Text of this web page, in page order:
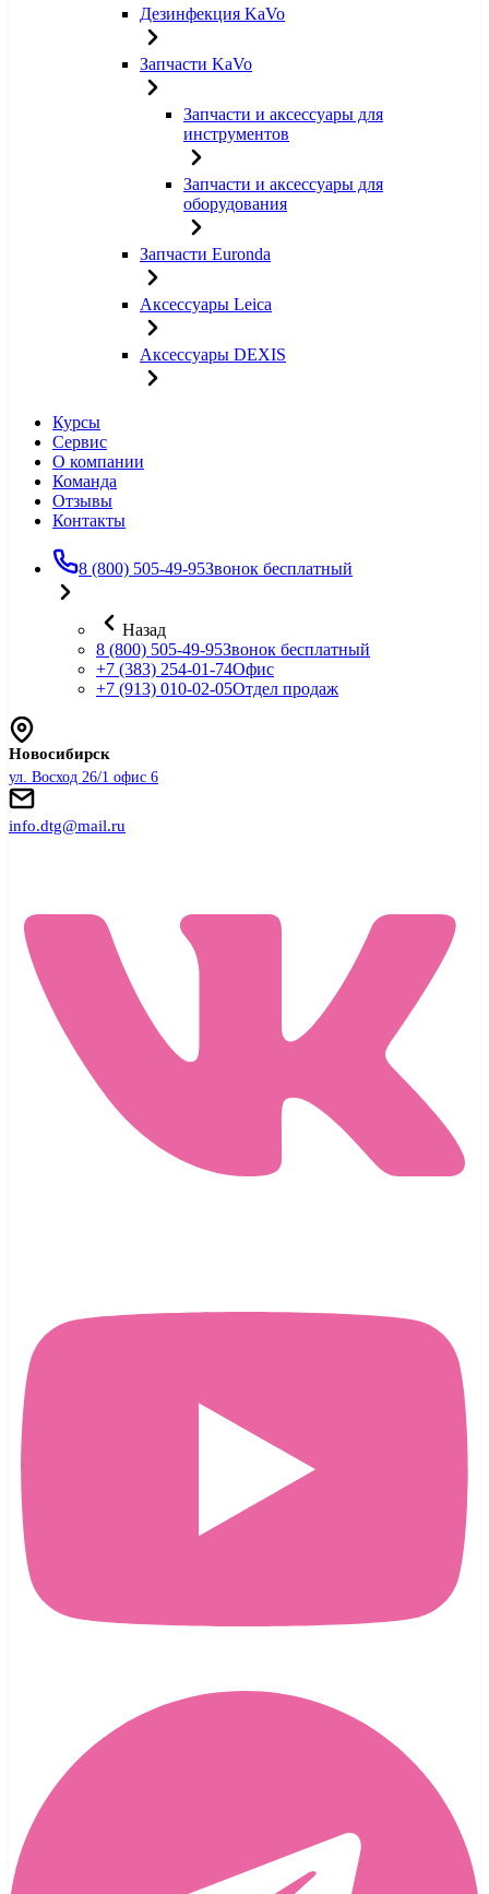
Дезинфекция KaVo
Запчасти KaVo
Запчасти и аксессуары для
инструментов
Запчасти и аксессуары для
оборудования
Запчасти Euronda
Аксессуары Leica
Аксессуары DEXIS
Курсы
Сервис
О компании
Команда
Отзывы
Контакты
8 (800) 505-49-95Звонок бесплатный
Назад
8 (800) 505-49-95Звонок бесплатный
+7 (383) 254-01-74Офис
+7 (913) 010-02-05Отдел продаж
Новосибирск
ул. Восход 26/1 офис 6
info.dtg@mail.ru